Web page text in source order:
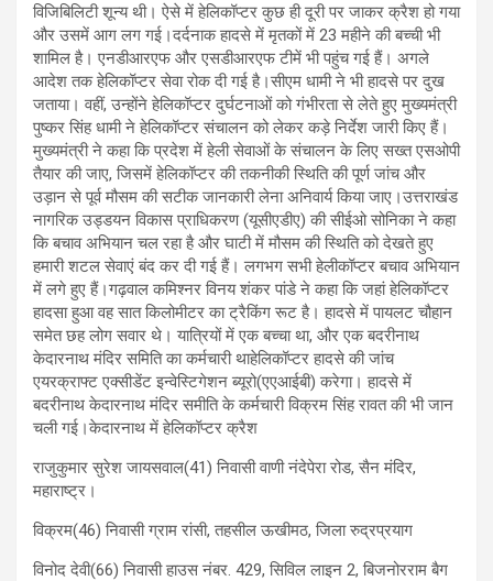
विजिबिलिटी शून्य थी। ऐसे में हेलिकॉप्टर कुछ ही दूरी पर जाकर क्रैश हो गया
और उसमें आग लग गई।दर्दनाक हादसे में मृतकों में 23 महीने की बच्ची भी
शामिल है। एनडीआरएफ और एसडीआरएफ टीमें भी पहुंच गई हैं। अगले
आदेश तक हेलिकॉप्टर सेवा रोक दी गई है।सीएम धामी ने भी हादसे पर दुख
जताया। वहीं, उन्होंने हेलिकॉप्टर दुर्घटनाओं को गंभीरता से लेते हुए मुख्यमंत्री
पुष्कर सिंह धामी ने हेलिकॉप्टर संचालन को लेकर कड़े निर्देश जारी किए हैं।
मुख्यमंत्री ने कहा कि प्रदेश में हेली सेवाओं के संचालन के लिए सख्त एसओपी
तैयार की जाए, जिसमें हेलिकॉप्टर की तकनीकी स्थिति की पूर्ण जांच और
उड़ान से पूर्व मौसम की सटीक जानकारी लेना अनिवार्य किया जाए।उत्तराखंड
नागरिक उड्डयन विकास प्राधिकरण (यूसीएडीए) की सीईओ सोनिका ने कहा
कि बचाव अभियान चल रहा है और घाटी में मौसम की स्थिति को देखते हुए
हमारी शटल सेवाएं बंद कर दी गई हैं। लगभग सभी हेलीकॉप्टर बचाव अभियान
में लगे हुए हैं।गढ़वाल कमिश्नर विनय शंकर पांडे ने कहा कि जहां हेलिकॉप्टर
हादसा हुआ वह सात किलोमीटर का ट्रैकिंग रूट है। हादसे में पायलट चौहान
समेत छह लोग सवार थे। यात्रियों में एक बच्चा था, और एक बदरीनाथ
केदारनाथ मंदिर समिति का कर्मचारी थाहेलिकॉप्टर हादसे की जांच
एयरक्राफ्ट एक्सीडेंट इन्वेस्टिगेशन ब्यूरो(एएआईबी) करेगा। हादसे में
बदरीनाथ केदारनाथ मंदिर समीति के कर्मचारी विक्रम सिंह रावत की भी जान
चली गई।केदारनाथ में हेलिकॉप्टर क्रैश
राजुकुमार सुरेश जायसवाल(41) निवासी वाणी नंदेपेरा रोड, सैन मंदिर,
महाराष्ट्र।
विक्रम(46) निवासी ग्राम रांसी, तहसील ऊखीमठ, जिला रुद्रप्रयाग
विनोद देवी(66) निवासी हाउस नंबर. 429, सिविल लाइन 2, बिजनोरराम बैग